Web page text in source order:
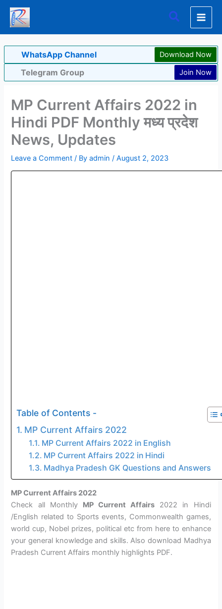
Skip
content
Search
WhatsApp Channel Download Now
Telegram Group Join Now
MP Current Affairs 2022 in
Hindi PDF Monthly मध्य प्रदेश
News, Updates
Leave a Comment / Byadmin/August 2, 2023
Table of Contents -
MP Current Affairs 2022
MP Current Affairs 2022 in English
MP Current Affairs 2022 in Hindi
Madhya Pradesh GK Questions and Answers
MP Current Affairs 2022
Check all Monthly MP Current Affairs 2022 in Hindi
/English related to Sports events, Commonwealth games,
world cup, Nobel prizes, political etc from here to enhance
your general knowledge and skills. Also download Madhya
Pradesh Current Affairs monthly highlights PDF.